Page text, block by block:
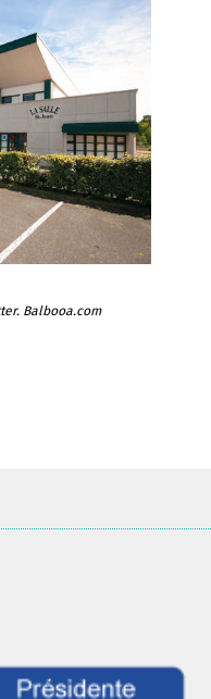
Balbooa.com